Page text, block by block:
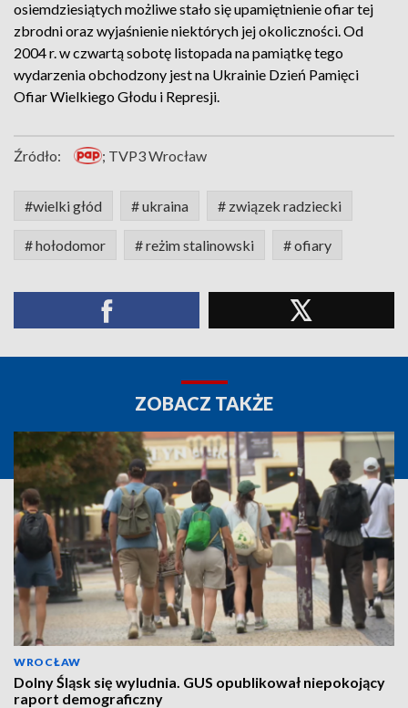
osiemdziesiątych możliwe stało się upamiętnienie ofiar tej
zbrodni oraz wyjaśnienie niektórych jej okoliczności. Od
2004 r. w czwartą sobotę listopada na pamiątkę tego
wydarzenia obchodzony jest na Ukrainie Dzień Pamięci
Ofiar Wielkiego Głodu i Represji.
Źródło: ; TVP3 Wrocław
#wielki głód # ukraina # związek radziecki
# hołodomor # reżim stalinowski # ofiary
ZOBACZ TAKŻE
WROCŁAW
Dolny Śląsk się wyludnia. GUS opublikował niepokojący
raport demograficzny